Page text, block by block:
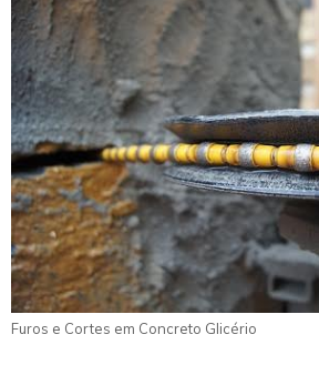
Furos e Cortes em Concreto Glicério